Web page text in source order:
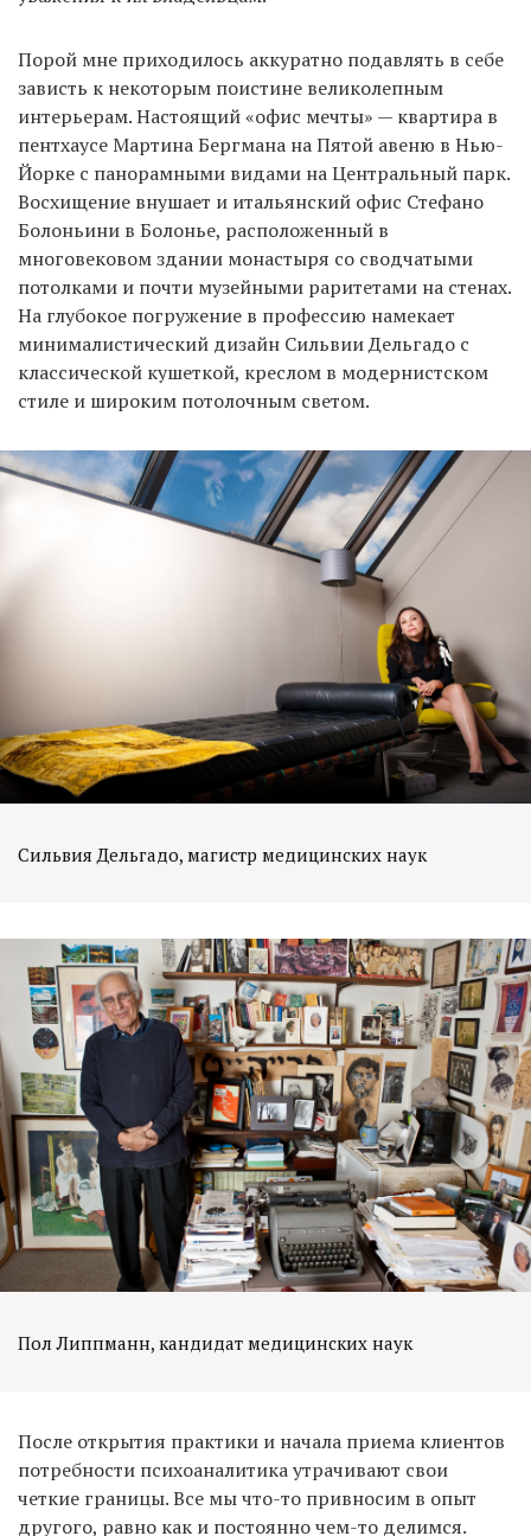
Порой мне приходилось аккуратно подавлять в себе
зависть к некоторым поистине великолепным
интерьерам. Настоящий «офис мечты» — квартира в
пентхаусе Мартина Бергмана на Пятой авеню в Нью-
Йорке с панорамными видами на Центральный парк.
Восхищение внушает и итальянский офис Стефано
Болоньини в Болонье, расположенный в
многовековом здании монастыря со сводчатыми
потолками и почти музейными раритетами на стенах.
На глубокое погружение в профессию намекает
минималистический дизайн Сильвии Дельгадо с
классической кушеткой, креслом в модернистском
стиле и широким потолочным светом.
Сильвия Дельгадо, магистр медицинских наук
Пол Липпманн, кандидат медицинских наук
После открытия практики и начала приема клиентов
потребности психоаналитика утрачивают свои
четкие границы. Все мы что-то привносим в опыт
другого, равно как и постоянно чем-то делимся.